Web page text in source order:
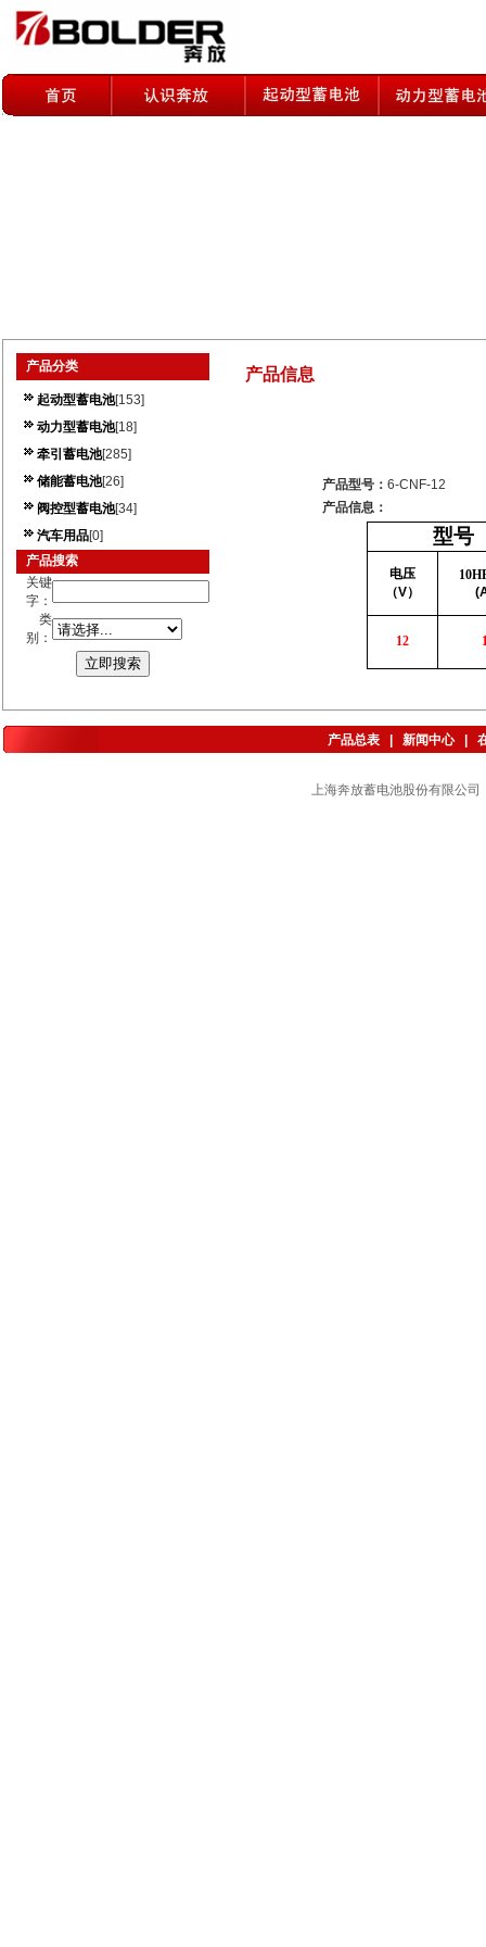
产品分类
起动型蓄电池[153]
动力型蓄电池[18]
牵引蓄电池[285]
储能蓄电池[26]
阀控型蓄电池[34]
汽车用品[0]
产品搜索
关键
字：
类
别：
产品信息
产品型号： 6-CNF-12
产品信息：
型号
电压
（V）
12
产品总表| 新闻中心|
上海奔放蓄电池股份有限公